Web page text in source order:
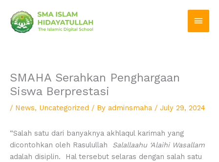
content
Main
SMAHA Serahkan Penghargaan
Siswa Berprestasi
/ News, Uncategorized / By adminsmaha / July 29, 2024
“Salah satu dari banyaknya akhlaqul karimah yang
dicontohkan oleh Rasulullah Salallaahu ‘Alaihi Wasallam
adalah disiplin. Hal tersebut selaras dengan salah satu